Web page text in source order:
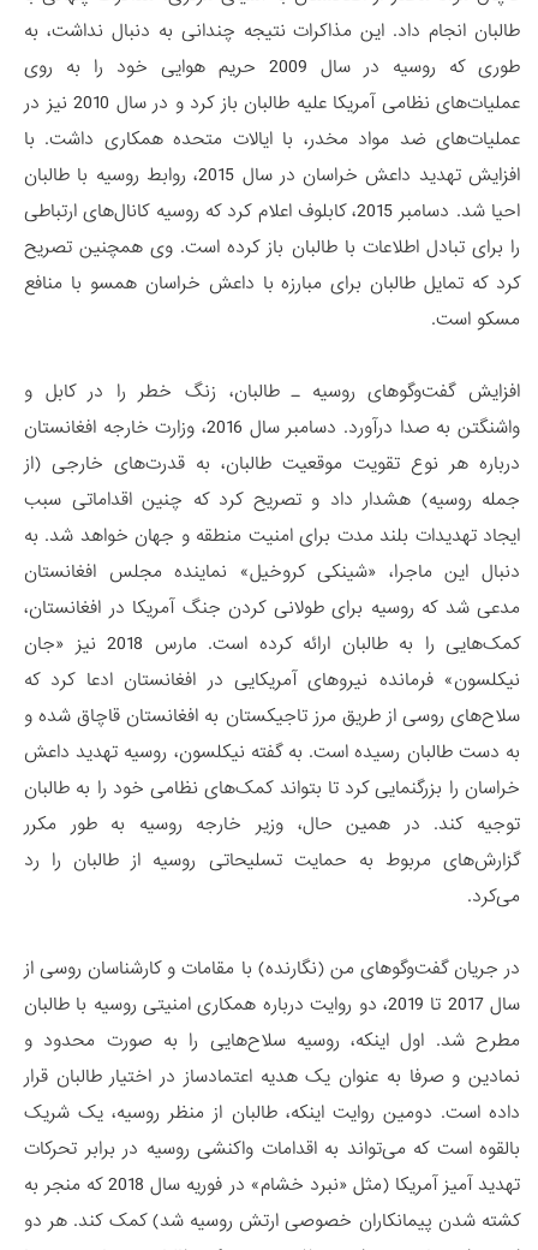
طالبان انجام داد. این مذاکرات نتیجه چندانی به دنبال نداشت، به
طوری که روسیه در سال 2009 حریم هوایی خود را به روی
عملیات‌های نظامی آمریکا علیه طالبان باز کرد و در سال 2010 نیز در
عملیات‌های ضد مواد مخدر، با ایالات متحده همکاری داشت. با
افزایش تهدید داعش خراسان در سال 2015، روابط روسیه با طالبان
احیا شد. دسامبر 2015، کابلوف اعلام کرد که روسیه کانال‌های ارتباطی
را برای تبادل اطلاعات با طالبان باز کرده است. وی همچنین تصریح
کرد که تمایل طالبان برای مبارزه با داعش خراسان همسو با منافع
مسکو است.
افزایش گفت‌وگوهای روسیه ـ طالبان، زنگ خطر را در کابل و
واشنگتن به صدا درآورد. دسامبر سال 2016، وزارت خارجه افغانستان
درباره هر نوع تقویت موقعیت طالبان، به قدرت‌های خارجی (از
جمله روسیه) هشدار داد و تصریح کرد که چنین اقداماتی سبب
ایجاد تهدیدات بلند مدت برای امنیت منطقه و جهان خواهد شد. به
دنبال این ماجرا، «شینکی کروخیل» نماینده مجلس افغانستان
مدعی شد که روسیه برای طولانی کردن جنگ آمریکا در افغانستان،
کمک‌هایی را به طالبان ارائه کرده است. مارس 2018 نیز «جان
نیکلسون» فرمانده نیروهای آمریکایی در افغانستان ادعا کرد که
سلاح‌های روسی از طریق مرز تاجیکستان به افغانستان قاچاق شده و
به دست طالبان رسیده است. به گفته نیکلسون، روسیه تهدید داعش
خراسان را بزرگنمایی کرد تا بتواند کمک‌های نظامی خود را به طالبان
توجیه کند. در همین حال، وزیر خارجه روسیه به طور مکرر
گزارش‌های مربوط به حمایت تسلیحاتی روسیه از طالبان را رد
می‌کرد.
در جریان گفت‌وگوهای من (نگارنده) با مقامات و کارشناسان روسی از
سال 2017 تا 2019، دو روایت درباره همکاری امنیتی روسیه با طالبان
مطرح شد. اول اینکه، روسیه سلاح‌هایی را به صورت محدود و
نمادین و صرفا به عنوان یک هدیه اعتمادساز در اختیار طالبان قرار
داده است. دومین روایت اینکه، طالبان از منظر روسیه، یک شریک
بالقوه است که می‌تواند به اقدامات واکنشی روسیه در برابر تحرکات
تهدید آمیز آمریکا (مثل «نبرد خشام» در فوریه سال 2018 که منجر به
کشته شدن پیمانکاران خصوصی ارتش روسیه شد) کمک کند. هر دو